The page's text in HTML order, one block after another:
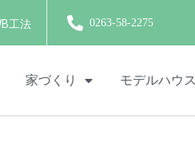
工法 0263-58-2275
家づくり モデルハウス